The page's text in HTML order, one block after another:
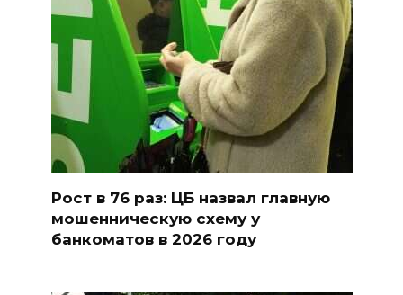
Рост в 76 раз: ЦБ назвал главную
мошенническую схему у
банкоматов в 2026 году